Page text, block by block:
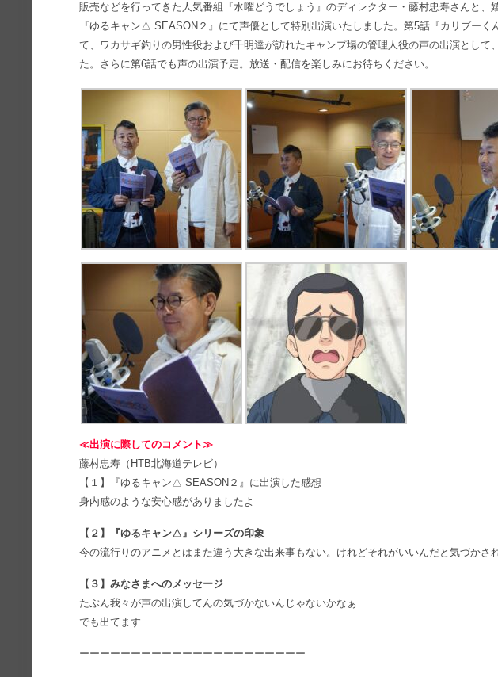
販売などを行ってきた人気番組『水曜どうでしょう』のディレクター・藤村忠寿さんと、
『ゆるキャン△ SEASON２』にて声優として特別出演いたしました。第5話『カリブーく
て、ワカサギ釣りの男性役および千明達が訪れたキャンプ場の管理人役の声の出演として
た。さらに第6話でも声の出演予定。放送・配信を楽しみにお待ちください。
≪出演に際してのコメント≫
藤村忠寿（HTB北海道テレビ）
【１】『ゆるキャン△ SEASON２』に出演した感想
身内感のような安心感がありましたよ
【２】『ゆるキャン△』シリーズの印象
今の流行りのアニメとはまた違う大きな出来事もない。けれどそれがいいんだと気づかさ
【３】みなさまへのメッセージ
たぶん我々が声の出演してんの気づかないんじゃないかなぁ
でも出てます
ーーーーーーーーーーーーーーーーーーーーーー